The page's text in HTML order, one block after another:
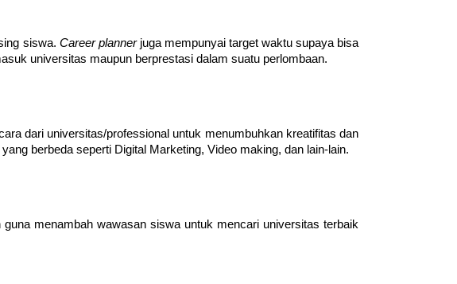
siswa. Career planner juga mempunyai target waktu supaya bisa
universitas maupun berprestasi dalam suatu perlombaan.
dari universitas/professional untuk menumbuhkan kreatifitas dan
berbeda seperti Digital Marketing, Video making, dan lain-lain.
menambah wawasan siswa untuk mencari universitas terbaik